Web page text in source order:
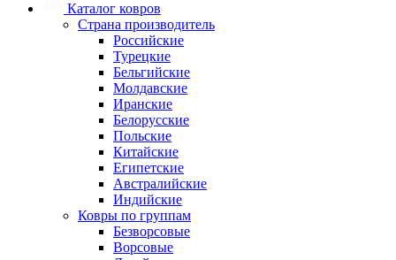
Каталог ковров
Страна производитель
Российские
Турецкие
Бельгийские
Молдавские
Иранские
Белорусские
Польские
Китайские
Египетские
Австралийские
Индийские
Ковры по группам
Безворсовые
Ворсовые